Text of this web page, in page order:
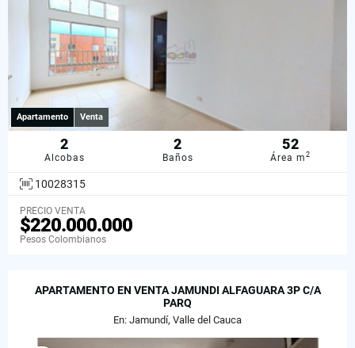
Apartamento Venta
2
Alcobas
2
Baños
52
Área m2
10028315
PRECIO VENTA
$220.000.000
Pesos Colombianos
APARTAMENTO EN VENTA JAMUNDI ALFAGUARA 3P C/A
PARQ
En: Jamundí, Valle del Cauca